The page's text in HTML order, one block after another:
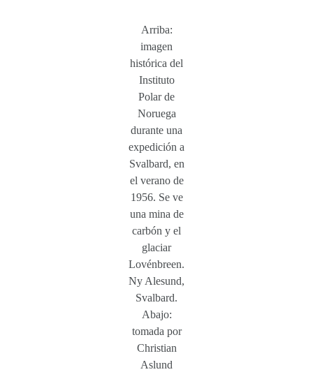
Arriba:
imagen
histórica del
Instituto
Polar de
Noruega
durante una
expedición a
Svalbard, en
el verano de
1956. Se ve
una mina de
carbón y el
glaciar
Lovénbreen.
Ny Alesund,
Svalbard.
Abajo:
tomada por
Christian
Aslund